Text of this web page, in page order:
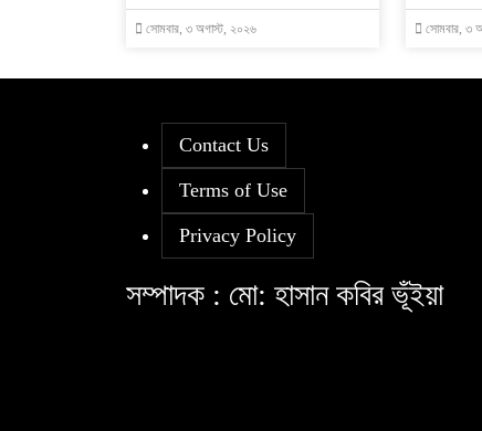
সোমবার, ৩ অগাস্ট, ২০২৬ সোমবার, ৩
Contact Us
Terms of Use
Privacy Policy
সম্পাদক : মো: হাসান কবির ভূঁইয়া